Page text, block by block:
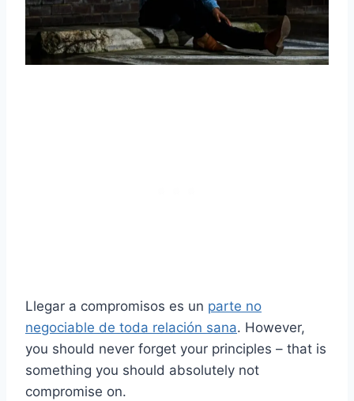
Llegar a compromisos es un parte no
negociable de toda relación sana. However,
you should never forget your principles – that is
something you should absolutely not
compromise on.